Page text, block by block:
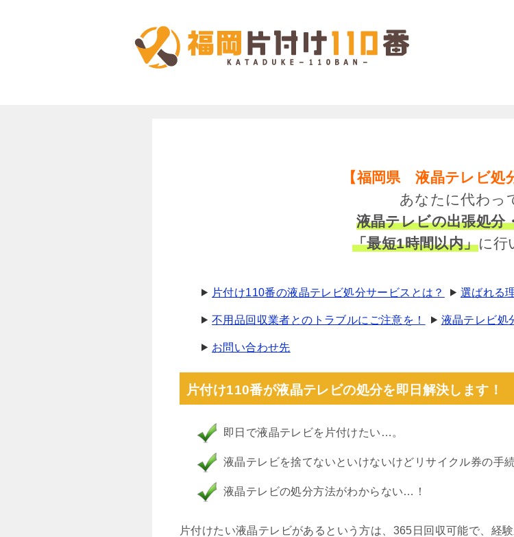
【福岡県 液晶テレビ処
あなたに代わっ
液晶テレビの出張処分
「最短1時間以内」に行
片付け110番の液晶テレビ処分サービスとは？ 選ばれる
不用品回収業者とのトラブルにご注意を！ 液晶テレビ処
お問い合わせ先
片付け110番が液晶テレビの処分を即日解決します！
即日で液晶テレビを片付けたい…。
液晶テレビを捨てないといけないけどリサイクル券の手
液晶テレビの処分方法がわからない…！
片付けたい液晶テレビがあるという方は、365日回収可能で、経